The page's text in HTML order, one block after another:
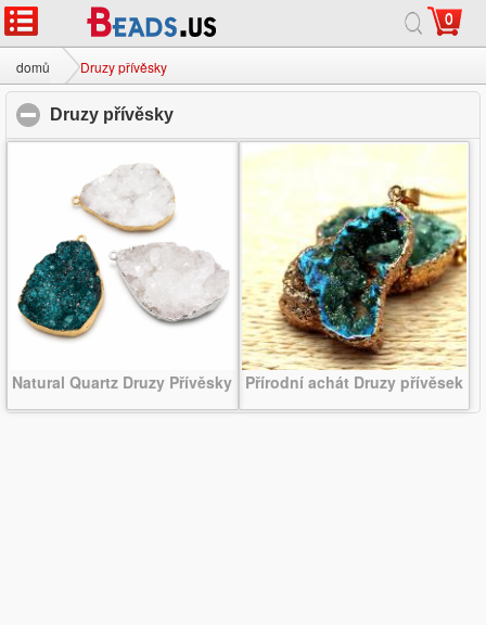
0
domů Druzy přívěsky
Druzy přívěsky
Natural Quartz Druzy Přívěsky Přírodní achát Druzy přívěsek
domů|přibližně |Kontaktujte nás
© 2026 Milky Way Šperky Ltd. Všechna práva vyhrazena.